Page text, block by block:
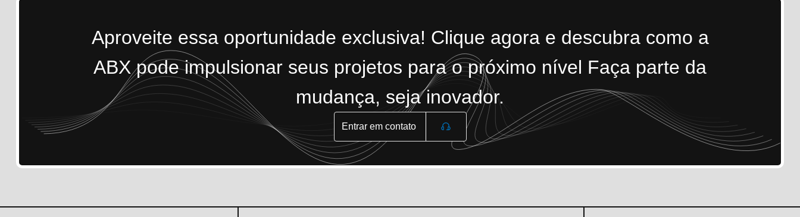
Aproveite essa oportunidade exclusiva! Clique agora e descubra como a
ABX pode impulsionar seus projetos para o próximo nível Faça parte da
mudança, seja inovador.
Entrar em contato